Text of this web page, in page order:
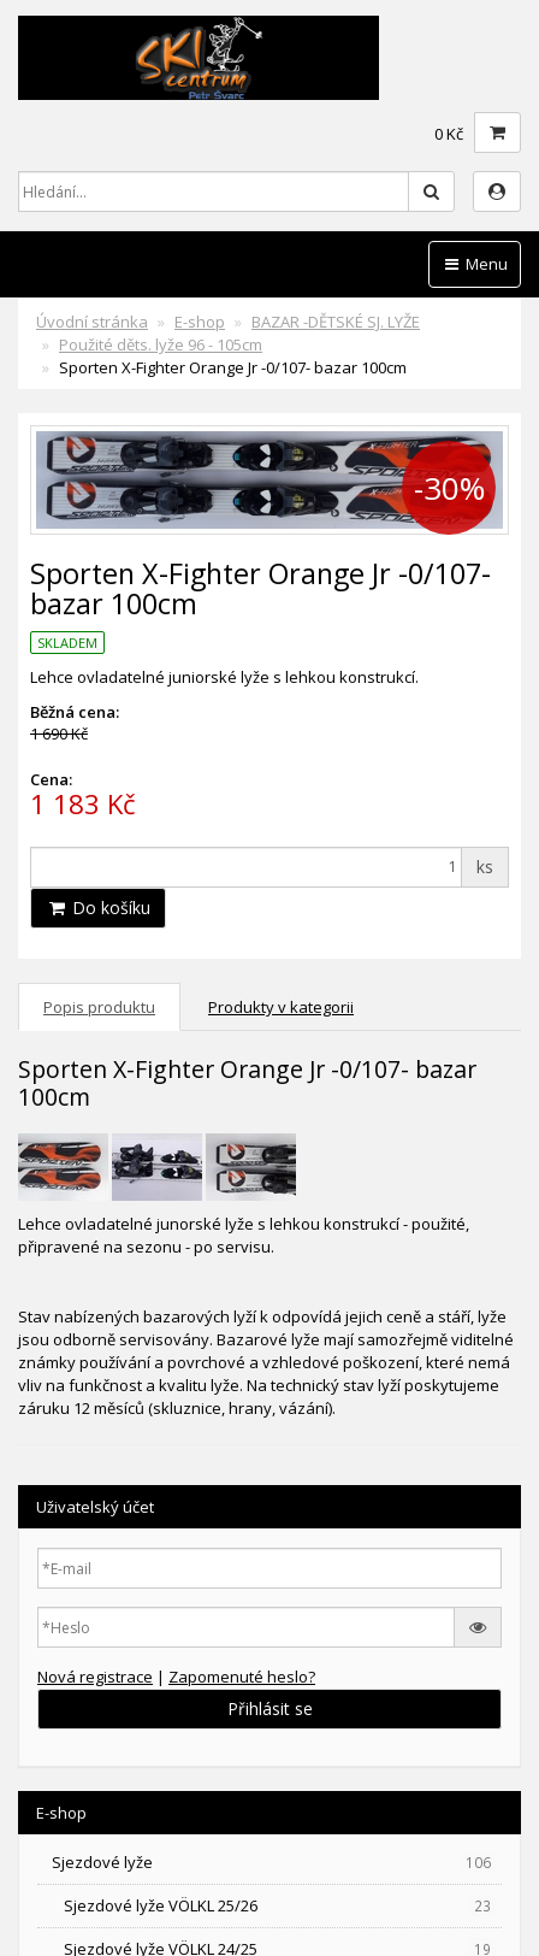
0 Kč
Menu
Úvodní stránka E-shop
BAZAR -DĚTSKÉ SJ. LYŽE
Použité děts. lyže 96 - 105cm
Sporten X-Fighter Orange Jr -0/107- bazar 100cm
-30%
Sporten X-Fighter Orange Jr -0/107-
bazar 100cm
SKLADEM
Lehce ovladatelné juniorské lyže s lehkou konstrukcí.
Běžná cena:
1 690 Kč
Cena:
1 183 Kč
ks
Do košíku
Popis produktu Produkty v kategorii
Sporten X-Fighter Orange Jr -0/107- bazar
100cm
Lehce ovladatelné junorské lyže s lehkou konstrukcí - použité,
připravené na sezonu - po servisu.
Stav nabízených bazarových lyží k odpovídá jejich ceně a stáří, lyže
jsou odborně servisovány. Bazarové lyže mají samozřejmě viditelné
známky používání a povrchové a vzhledové poškození, které nemá
vliv na funkčnost a kvalitu lyže. Na technický stav lyží poskytujeme
záruku 12 měsíců (skluznice, hrany, vázání).
Uživatelský účet
Nová registrace | Zapomenuté heslo?
Přihlásit se
E-shop
Sjezdové lyže 106
Sjezdové lyže VÖLKL 25/26 23
Sjezdové lyže VÖLKL 24/25 19